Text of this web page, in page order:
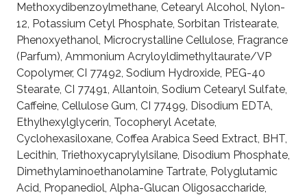
Methoxydibenzoylmethane, Cetearyl Alcohol, Nylon-
12, Potassium Cetyl Phosphate, Sorbitan Tristearate,
Phenoxyethanol, Microcrystalline Cellulose, Fragrance
(Parfum), Ammonium Acryloyldimethyltaurate/VP
Copolymer, CI 77492, Sodium Hydroxide, PEG-40
Stearate, CI 77491, Allantoin, Sodium Cetearyl Sulfate,
Caffeine, Cellulose Gum, CI 77499, Disodium EDTA,
Ethylhexylglycerin, Tocopheryl Acetate,
Cyclohexasiloxane, Coffea Arabica Seed Extract, BHT,
Lecithin, Triethoxycaprylylsilane, Disodium Phosphate,
Dimethylaminoethanolamine Tartrate, Polyglutamic
Acid, Propanediol, Alpha-Glucan Oligosaccharide,